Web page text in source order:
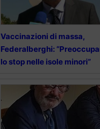
Vaccinazioni di massa,
Federalberghi:
lo stop nelle isole minori”